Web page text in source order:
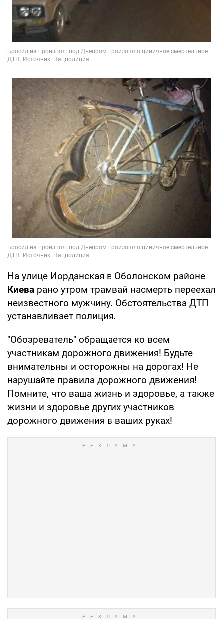
На улице Иорданская в Оболонском районе
Киева рано утром трамвай насмерть переехал
неизвестного мужчину. Обстоятельства ДТП
устанавливает полиция.
"Обозреватель" обращается ко всем
участникам дорожного движения! Будьте
внимательны и осторожны на дорогах! Не
нарушайте правила дорожного движения!
Помните, что ваша жизнь и здоровье, а также
жизни и здоровье других участников
дорожного движения в ваших руках!